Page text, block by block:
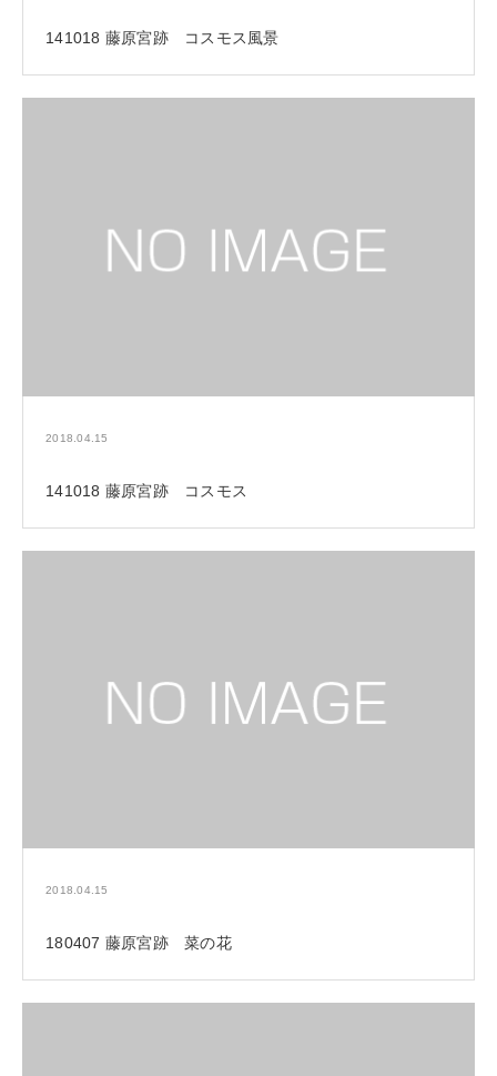
141018 藤原宮跡 コスモス風景
2018.04.15
141018 藤原宮跡 コスモス
2018.04.15
180407 藤原宮跡 菜の花